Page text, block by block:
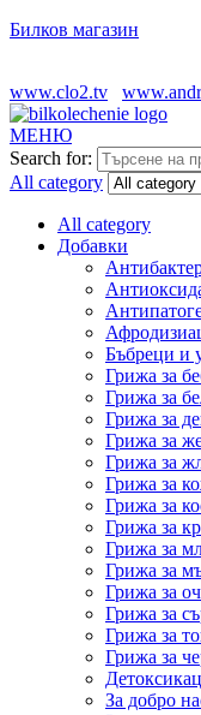
Билков магазин
www.clo2.tv
МЕНЮ
Search for:
All category
All category
Добавки
Бъбреци и
Грижа за
Грижа за
Грижа за
Грижа за
Грижа за
Грижа за
Грижа за
Грижа за
Грижа за
Грижа за
Грижа за
Грижа за
Грижа за
Грижа за
За добро